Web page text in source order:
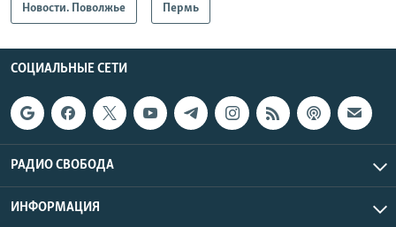
Новости. Поволжье Пермь
СОЦИАЛЬНЫЕ СЕТИ
РАДИО СВОБОДА
ИНФОРМАЦИЯ